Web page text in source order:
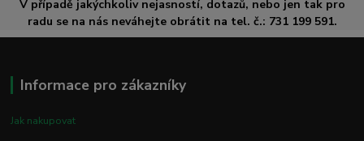
V případě jakýchkoliv nejasností, dotazů, nebo jen tak pro
radu se na nás neváhejte obrátit na tel. č.: 731 199 591.
Informace pro zákazníky
Jak nakupovat